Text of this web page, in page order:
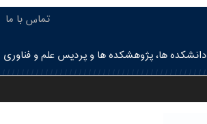
تماس با ما
دانشکده ها، پژوهشکده ها و پردیس علم و فناوری